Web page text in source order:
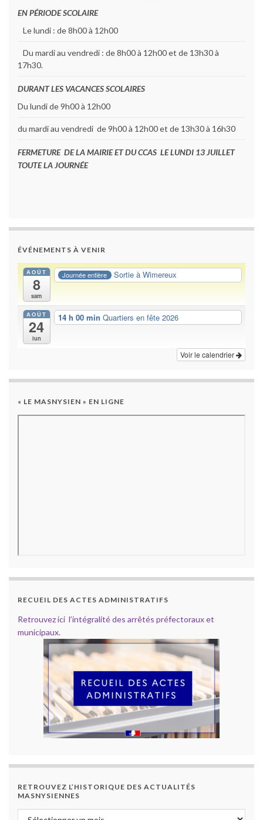
EN PÉRIODE SCOLAIRE
Le lundi : de 8h00 à 12h00
Du mardi au vendredi : de 8h00 à 12h00 et de 13h30 à
17h30.
DURANT LES VACANCES SCOLAIRES
Du lundi de 9h00 à 12h00
du mardi au vendredi de 9h00 à 12h00 et de 13h30 à 16h30
FERMETURE DE LA MAIRIE ET DU CCAS LE LUNDI 13 JUILLET
TOUTE LA JOURNÉE
ÉVÉNEMENTS À VENIR
AOÛT
8
sam
Journée entière Sortie à Wimereux
AOÛT
24
lun
14 h 00 min Quartiers en fête 2026
Voir le calendrier
« LE MASNYSIEN » EN LIGNE
RECUEIL DES ACTES ADMINISTRATIFS
Retrouvez ici l’intégralité des arrêtés préfectoraux et
municipaux.
RETROUVEZ L’HISTORIQUE DES ACTUALITÉS
MASNYSIENNES
Retrouvez l’historique des actualités masnysiennes